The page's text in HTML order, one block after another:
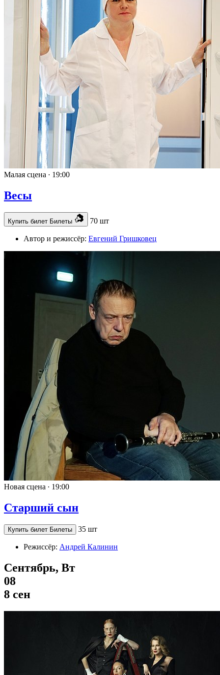
Малая сцена ∙ 19:00
Весы
Купить билет Билеты 70 шт
Автор и режиссёр: Евгений Гришковец
Новая сцена ∙ 19:00
Старший сын
Купить билет Билеты 35 шт
Режиссёр: Андрей Калинин
Сентябрь, Вт
08
8 сен